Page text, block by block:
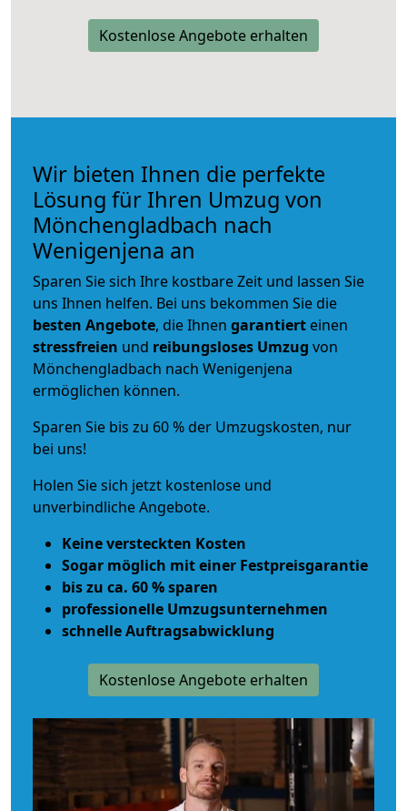
Kostenlose Angebote erhalten
Wir bieten Ihnen die perfekte
Lösung für Ihren Umzug von
Mönchengladbach nach
Wenigenjena an
Sparen Sie sich Ihre kostbare Zeit und lassen Sie
uns Ihnen helfen. Bei uns bekommen Sie die
besten Angebote, die Ihnen garantiert einen
stressfreien und reibungsloses Umzug von
Mönchengladbach nach Wenigenjena
ermöglichen können.
Sparen Sie bis zu 60 % der Umzugskosten, nur
bei uns!
Holen Sie sich jetzt kostenlose und
unverbindliche Angebote.
Keine versteckten Kosten
Sogar möglich mit einer Festpreisgarantie
bis zu ca. 60 % sparen
professionelle Umzugsunternehmen
schnelle Auftragsabwicklung
Kostenlose Angebote erhalten